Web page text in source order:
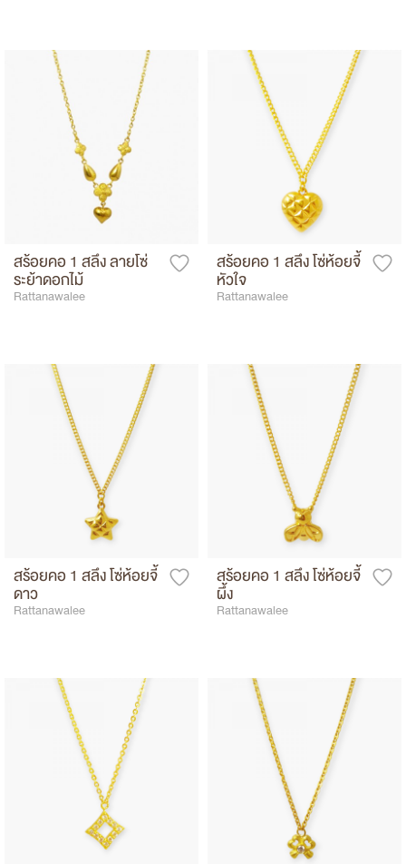
สร้อยคอ 1 สลึง ลายโซ่
ระย้าดอกไม้
Rattanawalee
สร้อยคอ 1 สลึง โซ่ห้อยจี้
หัวใจ
Rattanawalee
สร้อยคอ 1 สลึง โซ่ห้อยจี้
ดาว
Rattanawalee
สร้อยคอ 1 สลึง โซ่ห้อยจี้
ผึ้ง
Rattanawalee